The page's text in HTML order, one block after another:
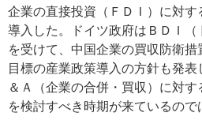
企業の直接投資（ＦＤＩ）に対す
導入した。ドイツ政府はＢＤＩ
を受けて、中国企業の買収防衛
目標の産業政策導入の方針も発
＆Ａ（企業の合併・買収）に対
を検討すべき時期が来ているので